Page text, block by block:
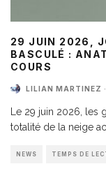
29 JUIN 2026,
BASCULÉ :
COURS
LILIAN MARTINEZ ·
Le 29 juin 2026, les
totalité de la neige
NEWS TEMPS DE